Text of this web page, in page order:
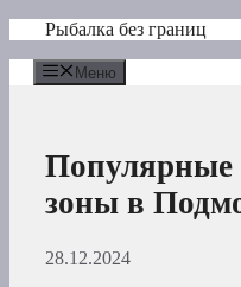
Перейти
содержимому
Рыбалка без границ
Меню
зоны в
28.12.2024